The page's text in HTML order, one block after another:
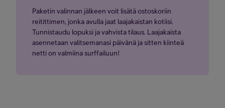
liittymä parhaimmillaan saavuttaa. Nopeuden vaihteluväli kuvaa
laajakaistan nopeuden todellista ylä- ja alarajaa.
Paketin valinnan jälkeen voit lisätä ostoskoriin
reitittimen, jonka avulla jaat laajakaistan kotiisi.
Tunnistaudu lopuksi ja vahvista tilaus. Laajakaista
asennetaan valitsemanasi päivänä ja sitten kiinteä
netti on valmiina surffailuun!